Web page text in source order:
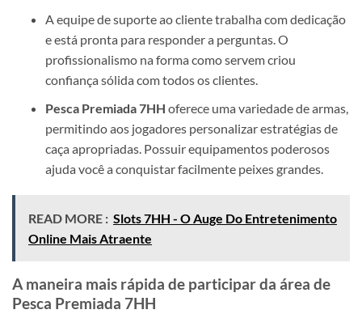
A equipe de suporte ao cliente trabalha com dedicação
e está pronta para responder a perguntas. O
profissionalismo na forma como servem criou
confiança sólida com todos os clientes.
Pesca Premiada 7HH oferece uma variedade de armas,
permitindo aos jogadores personalizar estratégias de
caça apropriadas. Possuir equipamentos poderosos
ajuda você a conquistar facilmente peixes grandes.
READ MORE : Slots 7HH - O Auge Do Entretenimento
Online Mais Atraente
A maneira mais rápida de participar da área de
Pesca Premiada 7HH